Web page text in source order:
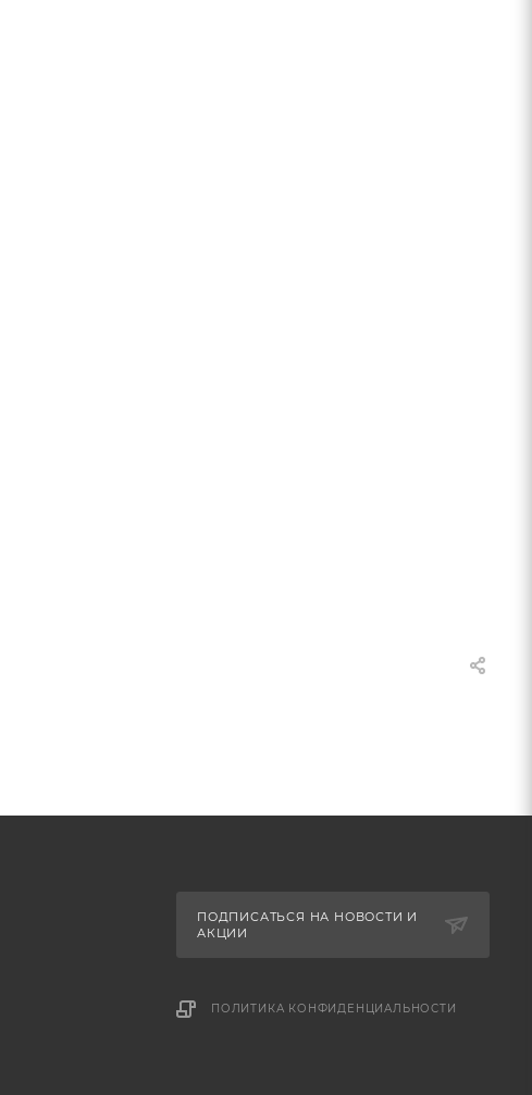
ПОДПИСАТЬСЯ НА НОВОСТИ И
АКЦИИ
ПОЛИТИКА КОНФИДЕНЦИАЛЬНОСТИ